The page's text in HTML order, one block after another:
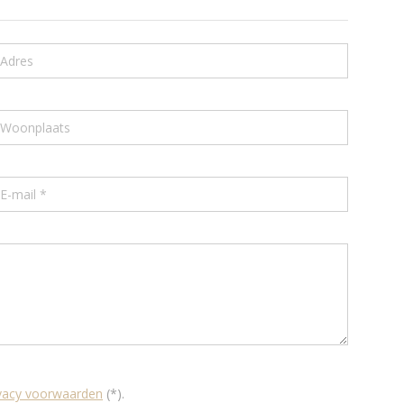
voorwaarden (*).